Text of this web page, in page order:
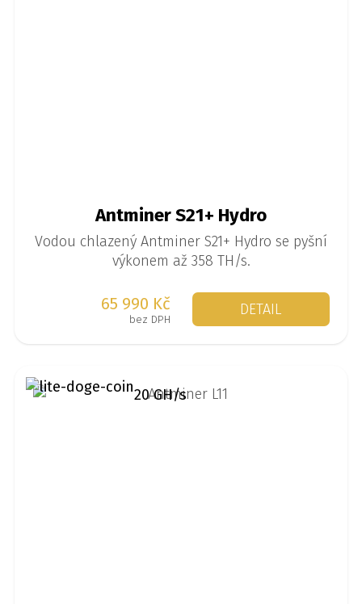
Antminer S21+ Hydro
Vodou chlazený Antminer S21+ Hydro se pyšní
výkonem až 358 TH/s.
65 990 Kč
bez DPH
DETAIL
20 GH/s